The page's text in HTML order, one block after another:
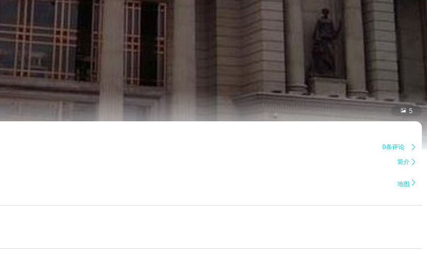
 5
0条评论 
简介 
地图 